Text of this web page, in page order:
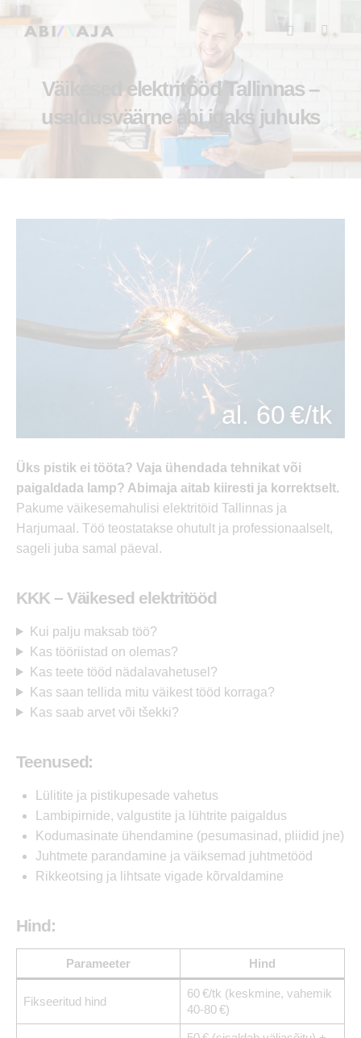
Väikesed elektritööd Tallinnas –
usaldusväärne abi igaks juhuks
al. 60 €/tk
Üks pistik ei tööta? Vaja ühendada tehnikat või
paigaldada lamp? Abimaja aitab kiiresti ja korrektselt.
Pakume väikesemahulisi elektritöid Tallinnas ja
Harjumaal. Töö teostatakse ohutult ja professionaalselt,
sageli juba samal päeval.
KKK – Väikesed elektritööd
Kui palju maksab töö?
Kas tööriistad on olemas?
Kas teete tööd nädalavahetusel?
Kas saan tellida mitu väikest tööd korraga?
Kas saab arvet või tšekki?
Teenused:
Lülitite ja pistikupesade vahetus
Lambipirnide, valgustite ja lühtrite paigaldus
Kodumasinate ühendamine (pesumasinad, pliidid jne)
Juhtmete parandamine ja väiksemad juhtmetööd
Rikkeotsing ja lihtsate vigade kõrvaldamine
Hind:
Parameeter Hind
Fikseeritud hind
60 €/tk (keskmine, vahemik
40-80 €)